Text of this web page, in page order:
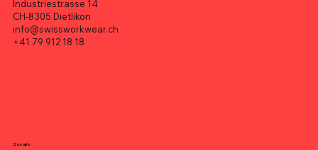
Industriestrasse 14
CH-8305 Dietlikon
info@swissworkwear.ch
+41 79 912 18 18
Socials